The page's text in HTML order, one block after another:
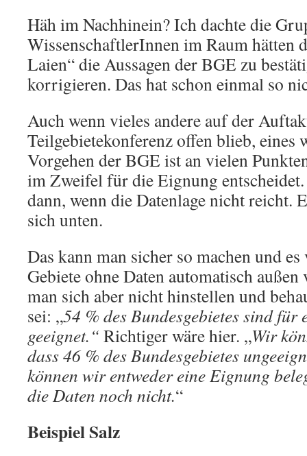
Häh im Nachhinein? Ich dachte die
WissenschaftlerInnen im Raum hätten
Laien“ die Aussagen der BGE zu
korrigieren. Das hat schon einmal so
Auch wenn vieles andere auf der
Teilgebietekonferenz offen blieb, eines
Vorgehen der BGE ist an vielen
im Zweifel für die Eignung
dann, wenn die Datenlage nicht reicht.
sich unten.
Das kann man sicher so machen und
Gebiete ohne Daten automatisch
man sich aber nicht hinstellen und
sei: „54 % des Bundesgebietes sind für
geeignet.“ Richtiger wäre hier. „Wir
dass 46 % des Bundesgebietes
können wir entweder eine Eignung
die Daten noch nicht.“
Beispiel Salz